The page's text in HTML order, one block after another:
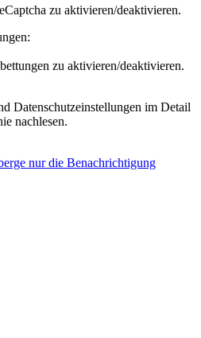
zu aktivieren/deaktivieren.
zu aktivieren/deaktivieren.
Datenschutzeinstellungen im Detail
nachlesen.
nur die Benachrichtigung